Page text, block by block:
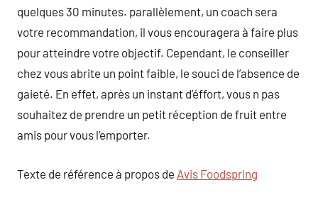
quelques 30 minutes. parallèlement, un coach sera
votre recommandation, il vous encouragera à faire plus
pour atteindre votre objectif. Cependant, le conseiller
chez vous abrite un point faible, le souci de l’absence de
gaieté. En effet, après un instant d’éffort, vous n pas
souhaitez de prendre un petit réception de fruit entre
amis pour vous l’emporter.
Texte de référence à propos de Avis Foodspring